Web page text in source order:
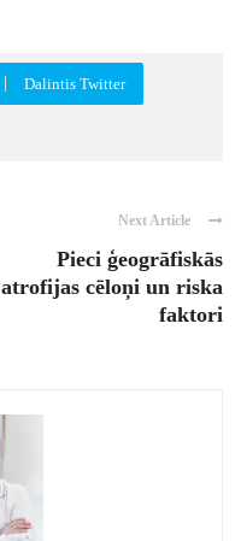
Dalintis Twitter
Next Article
Pieci ģeogrāfiskās
atrofijas cēloņi un riska
faktori